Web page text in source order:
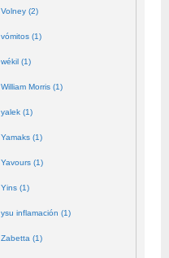
Volney (2)
vómitos (1)
wékil (1)
William Morris (1)
yalek (1)
Yamaks (1)
Yavours (1)
Yins (1)
ysu inflamación (1)
Zabetta (1)